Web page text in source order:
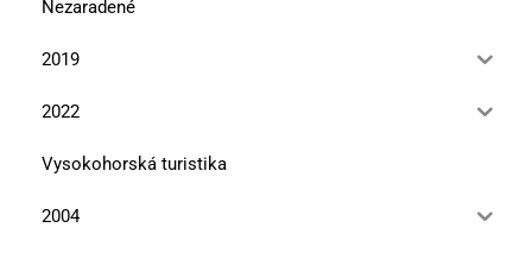
Nezaradené
2019
2022
Vysokohorská turistika
2004